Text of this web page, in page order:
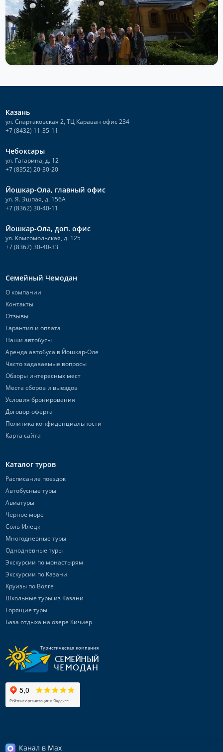
Цивильский монастырь в Чувашии — это уединенное местечко,
расположившееся в небольшом, провинциальном городке. Сам
город стоит на слиянии...
Читать далее
Казань
ул. Спартаковская 2, ТЦ Караван офис 234
+7 (8432) 11-35-11
Чебоксары
ул. Гагарина, д. 12
+7 (8352) 20-30-20
Йошкар-Ола, главный офис
ул. Я. Эшпая, д. 156А
+7 (8362) 30-40-11
Йошкар-Ола, доп. офис
ул. Комсомольская, д. 125
+7 (8362) 30-40-33
Семейный Чемодан
О компании
Контакты
Отзывы
Гарантия и оплата
Наши автобусы
Аренда автобуса в Йошкар-Оле
Часто задаваемые вопросы
Обзоры интересных мест
Места сборов и выездов
Условия бронирования
Договор-оферта
Политика конфиденциальности
Карта сайта
Каталог туров
Расписание поездок
Автобусные туры
Авиатуры
Черное море
Соль-Илецк
Многодневные туры
Однодневные туры
Экскурсии по монастырям
Экскурсии по Казани
Круизы по Волге
Школьные туры из Казани
Горящие туры
База отдыха на озере Кичиер
Туристическая компания
СЕМЕЙНЫЙ
ЧЕМОДАН
Канал в Max